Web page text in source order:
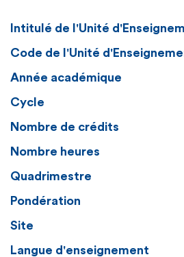
Intitulé de l'Unité
Code de l'Unité
Année académique
Cycle
Nombre de crédits
Nombre heures
Quadrimestre
Pondération
Site
Langue d'enseignement